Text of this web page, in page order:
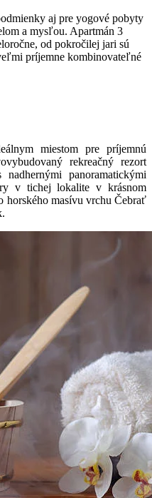
aj pre yogové pobyty
a mysľou. Apartmán 3
od pokročilej jari sú
príjemne kombinovateľné
miestom pre príjemnú
rekreačný rezort
panoramatickými
v tichej lokalite v krásnom
horského masívu vrchu Čebrať